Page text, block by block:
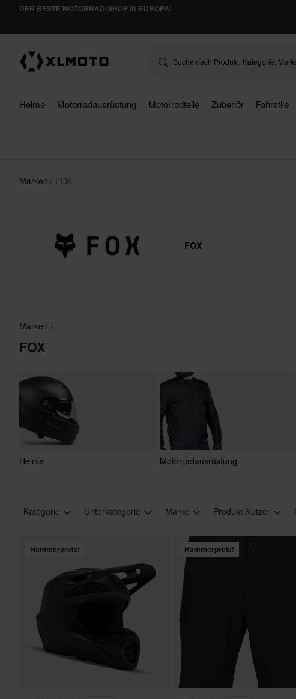
DER BESTE MOTORRAD-SHOP IN EUROPA!
Helme Motorradausrüstung Motorradteile Zubehör Fahrstile
Marken FOX
FOX
Marken
FOX
Helme Motorradausrüstung
Kategorie Unterkategorie Marke Produkt Nutzer
Hammerpreis! Hammerpreis!